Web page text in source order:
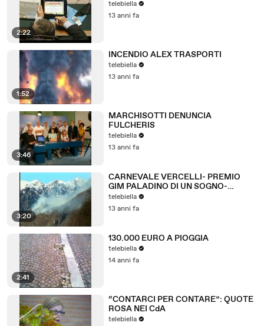
2:22
telebiella
13 anni fa
1:52
INCENDIO ALEX TRASPORTI
telebiella
13 anni fa
3:46
MARCHISOTTI DENUNCIA
FULCHERIS
telebiella
13 anni fa
3:20
CARNEVALE VERCELLI- PREMIO
GIM PALADINO DI UN SOGNO-
INCENDI
telebiella
13 anni fa
2:41
130.000 EURO A PIOGGIA
telebiella
14 anni fa
“CONTARCI PER CONTARE”: QUOTE
ROSA NEI CdA
telebiella